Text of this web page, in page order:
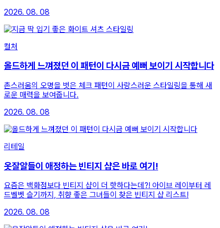
2026. 08. 08
컬처
올드하게 느껴졌던 이 패턴이 다시금 예뻐 보이기 시작합니다
촌스러움의 오명을 벗은 체크 패턴이 사랑스러운 스타일링을 통해 새
로운 매력을 보여줍니다.
2026. 08. 08
리테일
옷잘알들이 애정하는 빈티지 샵은 바로 여기!
요즘은 백화점보다 빈티지 샵이 더 핫하다는데?! 아이브 레이부터 레
드벨벳 슬기까지, 취향 좋은 그녀들이 찾은 빈티지 샵 리스트!
2026. 08. 08